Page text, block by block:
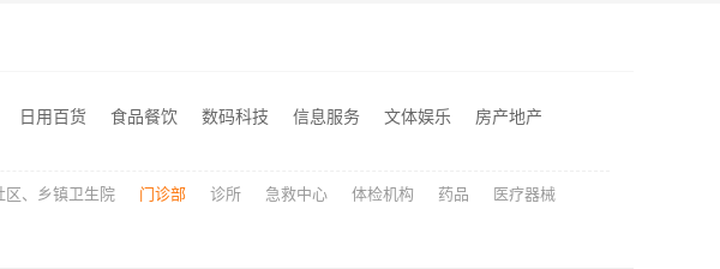
家装闭口合同，浙江宜美嘉装饰让您放心
日用百货 食品餐饮 数码科技 信息服务 文体娱乐
房产地产
区、乡镇卫生院 门诊部 诊所 急救中心 体检机构 药品
医疗器械